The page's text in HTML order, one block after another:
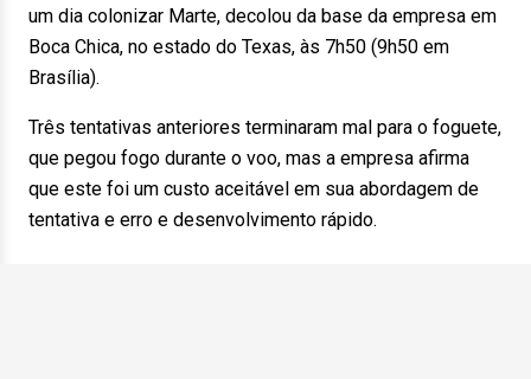
um dia colonizar Marte, decolou da base da empresa em
Boca Chica, no estado do Texas, às 7h50 (9h50 em
Brasília).
Três tentativas anteriores terminaram mal para o foguete,
que pegou fogo durante o voo, mas a empresa afirma
que este foi um custo aceitável em sua abordagem de
tentativa e erro e desenvolvimento rápido.